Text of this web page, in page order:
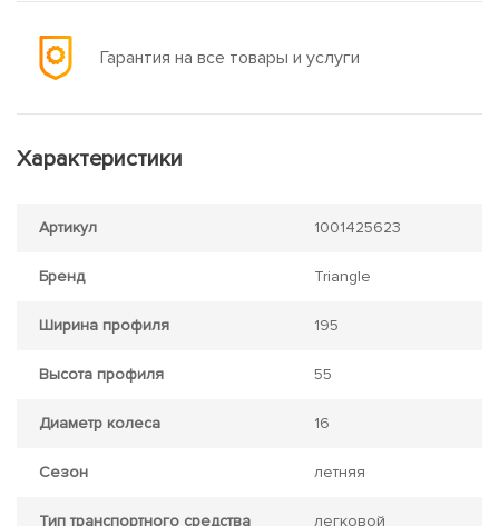
Гарантия на все товары и услуги
Характеристики
Артикул 1001425623
Бренд Triangle
Ширина профиля 195
Высота профиля 55
Диаметр колеса 16
Сезон летняя
Тип транспортного средства легковой